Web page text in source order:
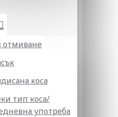
отмиване
коса
тип коса/
употреба